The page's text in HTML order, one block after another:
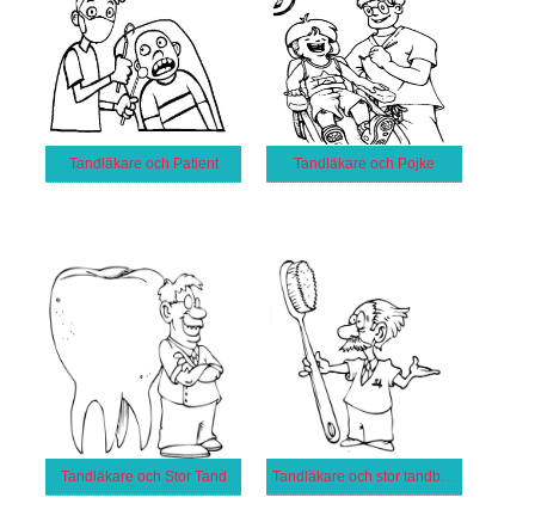
Tandläkare och Patient Tandläkare och Pojke
Tandläkare och Stor Tand Tandläkare och stor tandborste